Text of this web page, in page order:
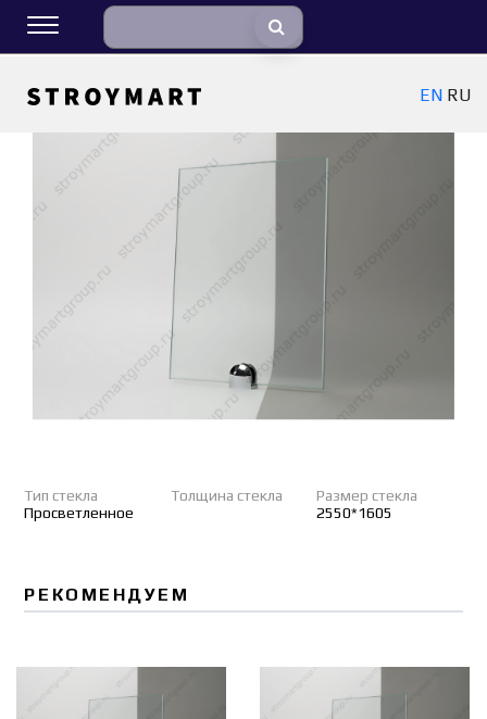
EN RU
Тип стекла
Просветленное
Толщина стекла
Размер стекла
2550*1605
РЕКОМЕНДУЕМ